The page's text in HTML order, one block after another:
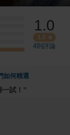
1.0
1.0
4則評論
如何精選
試！ ”